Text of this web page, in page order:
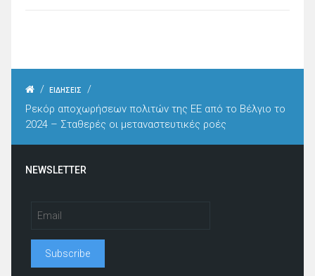
/ ΕΙΔΗΣΕΙΣ
/
Ρεκόρ αποχωρήσεων πολιτών της ΕΕ από το Βέλγιο το
2024 – Σταθερές οι μεταναστευτικές ροές
NEWSLETTER